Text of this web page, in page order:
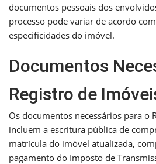
documentos pessoais dos
processo pode variar de acordo
especificidades do imóvel.
Documentos
Registro de
Os documentos necessários para o
incluem a escritura pública de
matrícula do imóvel atualizada,
pagamento do Imposto de